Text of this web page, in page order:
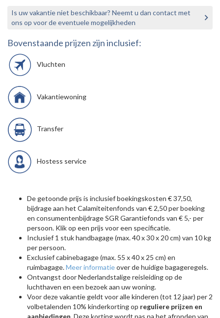
Is uw vakantie niet beschikbaar? Neemt u dan contact met
ons op voor de eventuele mogelijkheden
Bovenstaande prijzen zijn inclusief:
Vluchten
Vakantiewoning
Transfer
Hostess service
De getoonde prijs is inclusief boekingskosten € 37,50,
bijdrage aan het Calamiteitenfonds van € 2,50 per boeking
en consumentenbijdrage SGR Garantiefonds van € 5,- per
persoon. Klik op een prijs voor een specificatie.
Inclusief 1 stuk handbagage (max. 40 x 30 x 20 cm) van 10 kg
per persoon.
Exclusief cabinebagage (max. 55 x 40 x 25 cm) en
ruimbagage.Meer informatieover de huidige bagageregels.
Ontvangst door Nederlandstalige reisleiding op de
luchthaven en een bezoek aan uw woning.
Voor deze vakantie geldt voor alle kinderen (tot 12 jaar) per 2
volbetalenden 10% kinderkorting op reguliere prijzen en